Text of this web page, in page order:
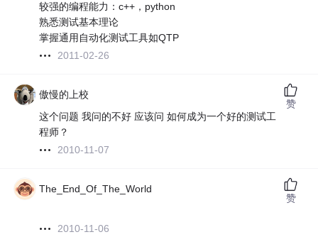
较强的编程能力：c++，python
熟悉测试基本理论
掌握通用自动化测试工具如QTP
2011-02-26
傲慢的上校
这个问题 我问的不好 应该问 如何成为一个好的测试工
程师？
2010-11-07
赞
The_End_Of_The_World
2010-11-06
赞